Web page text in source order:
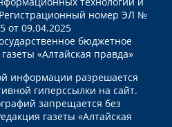
номер ЭЛ №
от 09.04.2025
бюджетное
«Алтайская правда»
информации разрешается
гиперссылки на сайт.
запрещается без
газеты «Алтайская